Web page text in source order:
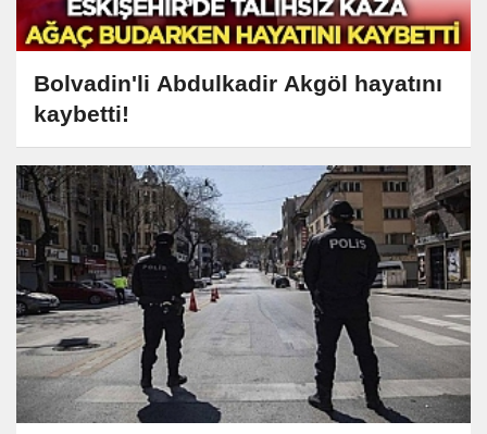
Bolvadin'li Abdulkadir Akgöl hayatını
kaybetti!